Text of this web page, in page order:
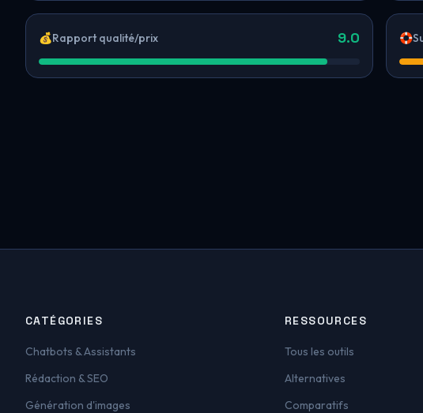
💰Rapport qualité/prix 9.0 🛟
CATÉGORIES
Chatbots & Assistants
Rédaction & SEO
Génération d'images
RESSOURCES
Tous les outils
Alternatives
Comparatifs